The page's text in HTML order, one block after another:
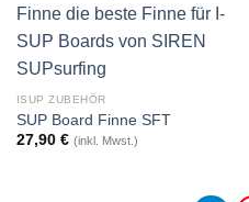
ISUP ZUBEHÖR
SUP Board Finne SFT
27,90 € (inkl. Mwst.)